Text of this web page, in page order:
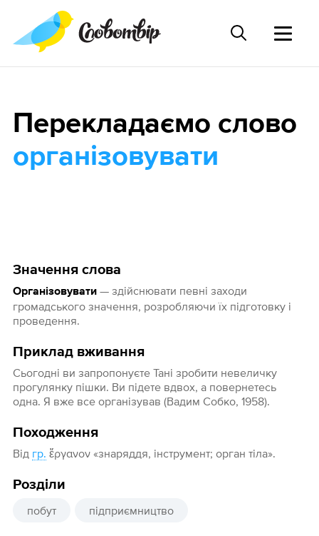
Значення слова
Організовувати— здійснювати певні заходи
громадського значення, розробляючи їх підготовку і
проведення.
Приклад вживання
Сьогодні ви запропонуєте Тані зробити невеличку
прогулянку пішки. Ви підете вдвох, а повернетесь
одна. Я вже все організував (Вадим Собко, 1958).
Походження
Від гр. ἔργανον «знаряддя, інструмент; орган тіла».
Розділи
побут підприємництво
Перекладаємо слово
організовувати